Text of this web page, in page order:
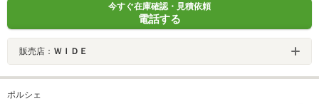
今すぐ在庫確認・見積依頼
電話する
販売店： ＷＩＤＥ
ポルシェ